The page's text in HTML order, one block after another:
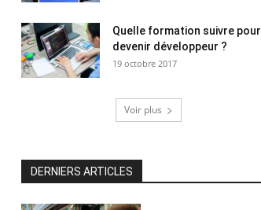
Quelle formation suivre pour
devenir développeur ?
19 octobre 2017
Voir plus
DERNIERS ARTICLES